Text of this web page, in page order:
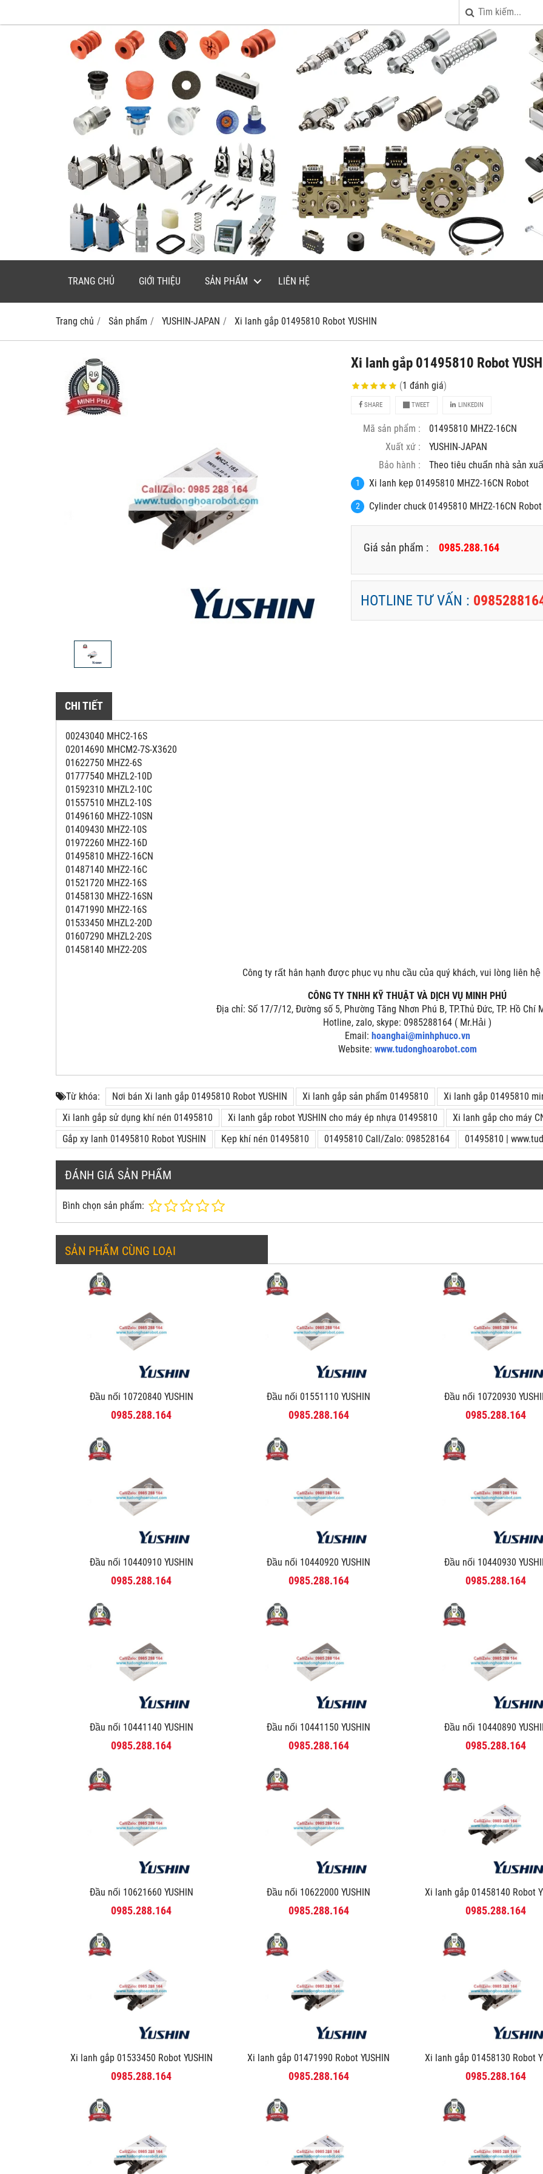
TRANG CHỦ GIỚI THIỆU SẢN PHẨM LIÊN HỆ
Trang chủ Sản phẩm YUSHIN-JAPAN Xi lanh gắp 01495810 Robot YUSHIN
Xi lanh gắp 01495810 Robot
(1đánh giá)
SHARE TWEET LINKEDIN
Mã sản phẩm :
01495810 MHZ2-16CN
Xuất xứ :
YUSHIN-JAPAN
Bảo hành :
Theo tiêu chuẩn nhà sản
Xi lanh kẹp 01495810 MHZ2-16CN Robot
Cylinder chuck 01495810 MHZ2-16CN
Giá sản phẩm : 0985.288.164
HOTLINE TƯ VẤN :
CHI TIẾT
00243040 MHC2-16S
02014690 MHCM2-7S-X3620
01622750 MHZ2-6S
01777540 MHZL2-10D
01592310 MHZL2-10C
01557510 MHZL2-10S
01496160 MHZ2-10SN
01409430 MHZ2-10S
01972260 MHZ2-16D
01495810 MHZ2-16CN
01487140 MHZ2-16C
01521720 MHZ2-16S
01458130 MHZ2-16SN
01471990 MHZ2-16S
01533450 MHZL2-20D
01607290 MHZL2-20S
01458140 MHZ2-20S
Công ty rất hân hạnh được phục vụ nhu cầu của quý khách, vui lòng liên
CÔNG TY TNHH KỸ THUẬT VÀ DỊCH VỤ MINH PHÚ
Địa chỉ: Số 17/7/12, Đường số 5, Phường Tăng Nhơn Phú B, TP.Thủ Đức, TP. Hồ Chí
Hotline, zalo, skype: 0985288164 ( Mr.Hải )
Email: hoanghai@minhphuco.vn
Website: www.tudonghoarobot.com
Từ khóa: Nơi bán Xi lanh gắp 01495810 Robot YUSHIN Xi lanh gắp sản phẩm 01495810
Xi lanh gắp 01495810
Xi lanh gắp sử dụng khí nén 01495810
Xi lanh gắp robot YUSHIN cho máy ép nhựa 01495810
Xi lanh gắp cho máy
Gắp xy lanh 01495810 Robot YUSHIN
Kẹp khí nén 01495810 01495810 Call/Zalo: 098528164 01495810 |
ĐÁNH GIÁ SẢN PHẨM
Bình chọn sản phẩm:
SẢN PHẨM CÙNG LOẠI
Đầu nối 10720840 YUSHIN
0985.288.164
Đầu nối 01551110 YUSHIN
0985.288.164
Đầu nối 10720930
0985.288.164
Đầu nối 10440910 YUSHIN
0985.288.164
Đầu nối 10440920 YUSHIN
0985.288.164
Đầu nối 10440930
0985.288.164
Đầu nối 10441140 YUSHIN
0985.288.164
Đầu nối 10441150 YUSHIN
0985.288.164
Đầu nối 10440890
0985.288.164
Đầu nối 10621660 YUSHIN
0985.288.164
Đầu nối 10622000 YUSHIN
0985.288.164
Xi lanh gắp 01458140 Robot
0985.288.164
Xi lanh gắp 01533450 Robot YUSHIN
0985.288.164
Xi lanh gắp 01471990 Robot YUSHIN
0985.288.164
Xi lanh gắp 01458130 Robot
0985.288.164